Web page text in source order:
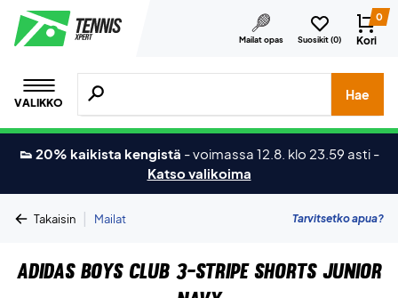
Mailat opas Suosikit (0)
0
Kori
VALIKKO
Hae tuotteita, merkkejä jne.
Hae
👟 20% kaikista kengistä -voimassa 12.8. klo 23.59 asti -
Katso valikoima
Takaisin | Mailat Tarvitsetko apua?
Adidas Boys Club 3-Stripe Shorts Junior